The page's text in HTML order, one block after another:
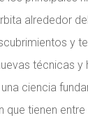
alrededor
y
técnicas
ciencia
que tienen entre